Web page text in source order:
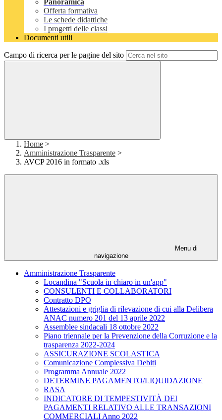
Panoramica
Offerta formativa
Le schede didattiche
I progetti delle classi
Documenti utili
Campo di ricerca per le pagine del sito
Home >
Amministrazione Trasparente >
AVCP 2016 in formato .xls
Menu di
navigazione
Amministrazione Trasparente
Locandina "Scuola in chiaro in un'app"
CONSULENTI E COLLABORATORI
Contratto DPO
Attestazioni e griglia di rilevazione di cui alla Delibera
ANAC numero 201 del 13 aprile 2022
Assemblee sindacali 18 ottobre 2022
Piano triennale per la Prevenzione della Corruzione e la
trasparenza 2022-2024
ASSICURAZIONE SCOLASTICA
Comunicazione Complessiva Debiti
Programma Annuale 2022
DETERMINE PAGAMENTO/LIQUIDAZIONE
RASA
INDICATORE DI TEMPESTIVITÀ DEI
PAGAMENTI RELATIVO ALLE TRANSAZIONI
COMMERCIALI Anno 2022